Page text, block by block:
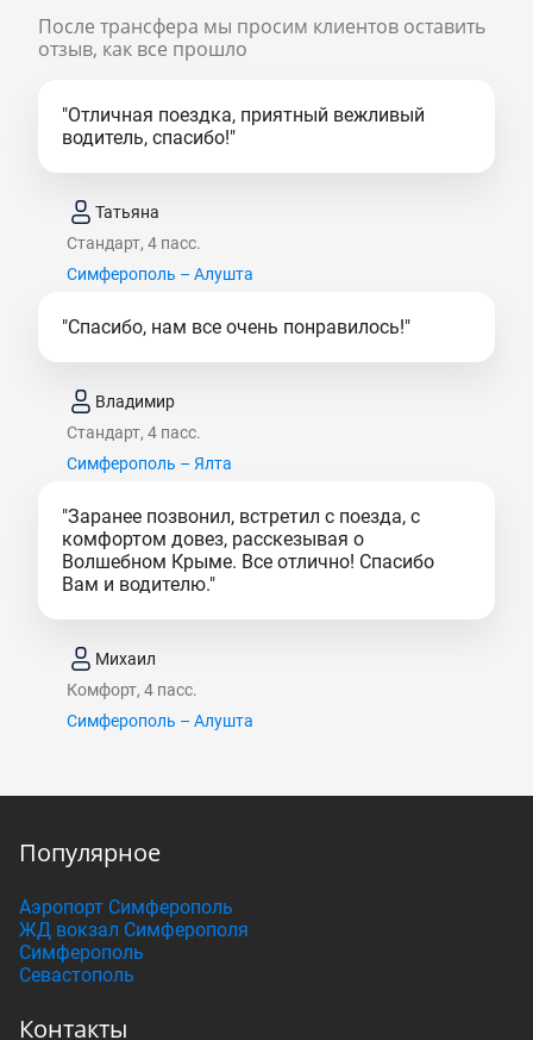
После трансфера мы просим клиентов оставить
отзыв, как все прошло
"Отличная поездка, приятный вежливый
водитель, спасибо!"
Татьяна
Стандарт, 4 пасс.
Симферополь – Алушта
"Спасибо, нам все очень понравилось!"
Владимир
Стандарт, 4 пасс.
Симферополь – Ялта
"Заранее позвонил, встретил с поезда, с
комфортом довез, расскезывая о
Волшебном Крыме. Все отлично! Спасибо
Вам и водителю."
Михаил
Комфорт, 4 пасс.
Симферополь – Алушта
Популярное
Аэропорт Симферополь
ЖД вокзал Симферополя
Симферополь
Севастополь
Контакты